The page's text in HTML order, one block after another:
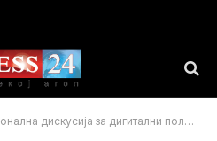
за дигитални политики и безбедни екосистеми